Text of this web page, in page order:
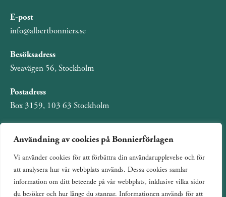
Användning av cookies på Bonnierförlagen
Vi använder cookies för att förbättra din användarupplevelse och för
att analysera hur vår webbplats används. Dessa cookies samlar
information om ditt beteende på vår webbplats, inklusive vilka sidor
du besöker och hur länge du stannar. Informationen används för att
E-post
info@albertbonniers.se
Besöksadress
Sveavägen 56, Stockholm
Postadress
Box 3159, 103 63 Stockholm
Om Bonnierförlagen
Cookies